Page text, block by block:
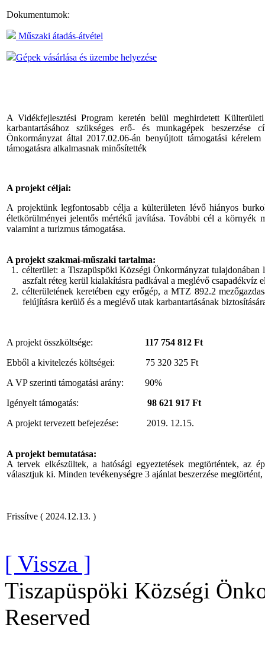
Dokumentumok:
Műszaki átadás-átvétel
Gépek vásárlása és üzembe helyezése
A Vidékfejlesztési Program keretén belül meghirdetett
karbantartásához szükséges erő- és munkagépek
Önkormányzat által 2017.02.06-án benyújtott támogatási
támogatásra alkalmasnak minősítették
A projekt céljai:
A projektünk legfontosabb célja a külterületen lévő hiányos
életkörülményei jelentős mértékű javítása. További cél a környék
valamint a turizmus támogatása.
A projekt szakmai-műszaki tartalma:
1. célterület: a Tiszapüspöki Községi Önkormányzat
aszfalt réteg kerül kialakításra padkával a meglévő csapadékvíz
2. célterületének keretében egy erőgép, a MTZ 892.2
felújításra kerülő és a meglévő utak karbantartásának
A projekt összköltsége:
117 754 812 Ft
Ebből a kivitelezés költségei:
75 320 325 Ft
A VP szerinti támogatási arány:
90%
Igényelt támogatás:
98 621 917 Ft
A projekt tervezett befejezése:
2019. 12.15.
A projekt bemutatása:
A tervek elkészültek, a hatósági egyeztetések megtörténtek, az
választjuk ki. Minden tevékenységre 3 ajánlat beszerzése
Frissítve ( 2024.12.13. )
[ Vissza ]
Tiszapüspöki Községi
Reserved